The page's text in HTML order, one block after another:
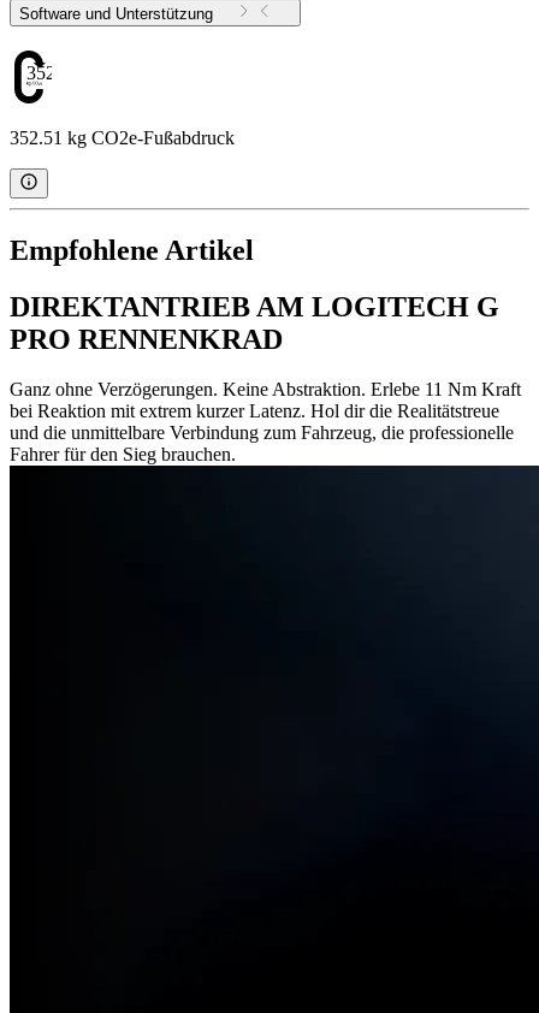
Software und Unterstützung
352.51
352.51 kg CO2e-Fußabdruck
Empfohlene Artikel
DIREKTANTRIEB AM LOGITECH G
PRO RENNENKRAD
Ganz ohne Verzögerungen. Keine Abstraktion. Erlebe 11 Nm Kraft
bei Reaktion mit extrem kurzer Latenz. Hol dir die Realitätstreue
und die unmittelbare Verbindung zum Fahrzeug, die professionelle
Fahrer für den Sieg brauchen.